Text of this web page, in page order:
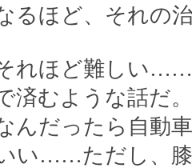
なるほど、それの
れほど難しい……
済むような話だ。
んだったら自動
い……ただし、